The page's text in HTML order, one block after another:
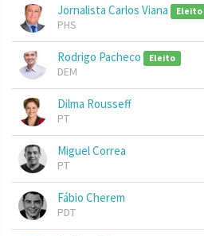
Jornalista Carlos Viana Eleito
PHS
Rodrigo Pacheco Eleito
DEM
Dilma Rousseff
PT
Miguel Correa
PT
Fábio Cherem
PDT